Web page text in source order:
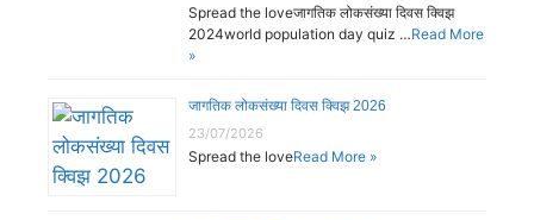
Spread the loveजागतिक लोकसंख्या दिवस क्विझ
2024world population day quiz …Read More
»
जागतिक लोकसंख्या दिवस क्विझ 2026
23/07/2026
Spread the loveRead More »